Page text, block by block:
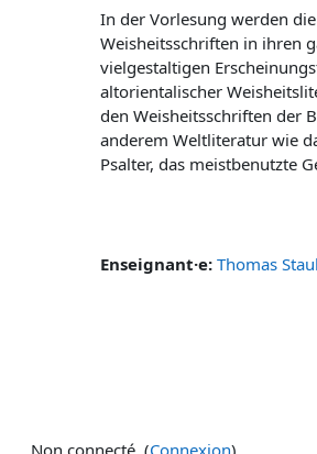
In der Vorlesung werden
Weisheitsschriften in ihren
vielgestaltigen
altorientalischer
den Weisheitsschriften der
anderem Weltliteratur wie
Psalter, das meistbenutzte
Enseignant·e: Thomas
Non connecté. (Connexion)